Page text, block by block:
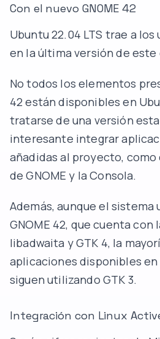
Con el nuevo GNOME 42
Ubuntu 22.04 LTS trae a los
en la última versión de
No todos los elementos
42 están disponibles en
tratarse de una versión
interesante integrar
añadidas al proyecto,
de GNOME y la Consola.
Además, aunque el sistema
GNOME 42, que cuenta con
libadwaita y GTK 4, la
aplicaciones disponibles en
siguen utilizando GTK 3.
Integración con Linux